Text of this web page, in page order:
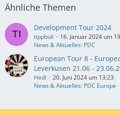
Ähnliche Themen
Development Tour 2024
tippbuli
16. Januar 2024 um
News & Aktuelles: PDC
European Tour 8 -
Leverkusen 21.06 -
Hedi
20. Juni 2024 um 13:23
News & Aktuelles: PDC Europe